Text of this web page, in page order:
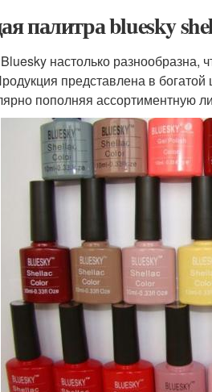
палитра bluesky
настолько
представлена в
пополняя ассортиментную